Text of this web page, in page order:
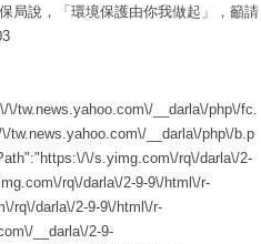
局說，「環境保護由你我做起」，籲請
tw.news.yahoo.com\/__darla\/php\/fc.
__darla\/php\/b.p
\/s.yimg.com\/rq\/darla\/2-
rq\/darla\/2-9-9\/html\/r-
rq\/darla\/2-9-9\/html\/r-
__darla\/2-9-